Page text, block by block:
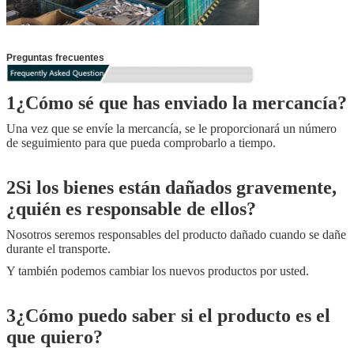
Preguntas frecuentes
1¿Cómo sé que has enviado la mercancía?
Una vez que se envíe la mercancía, se le proporcionará un número
de seguimiento para que pueda comprobarlo a tiempo.
2Si los bienes están dañados gravemente,
¿quién es responsable de ellos?
Nosotros seremos responsables del producto dañado cuando se dañe
durante el transporte.
Y también podemos cambiar los nuevos productos por usted.
3¿Cómo puedo saber si el producto es el
que quiero?